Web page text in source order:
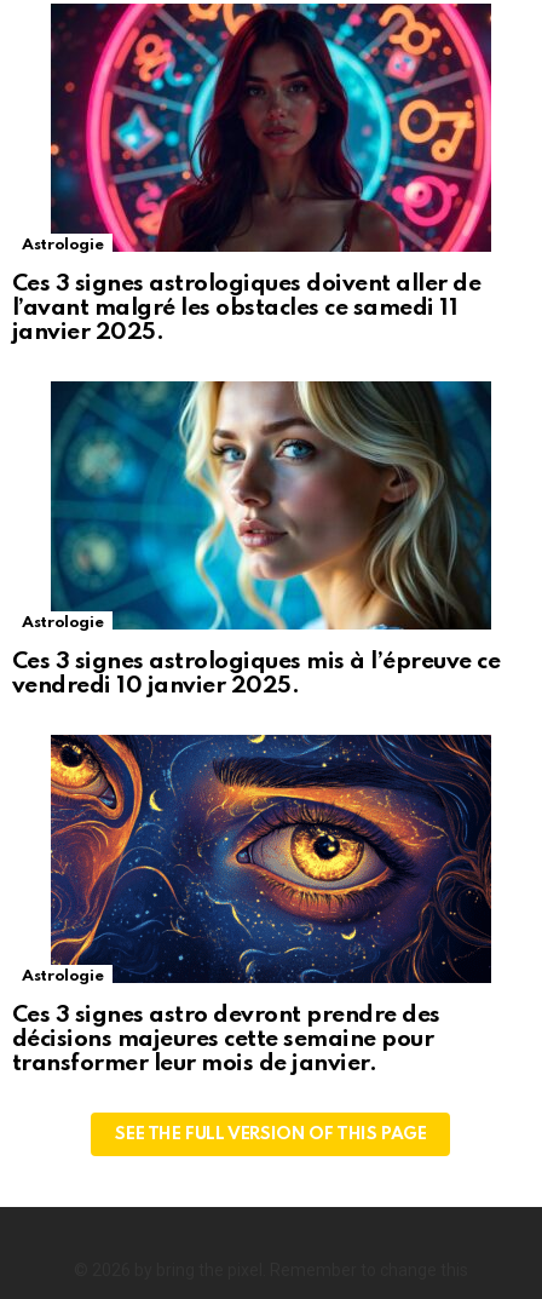
Astrologie
Ces 3 signes astrologiques doivent aller de
l’avant malgré les obstacles ce samedi 11
janvier 2025.
Astrologie
Ces 3 signes astrologiques mis à l’épreuve ce
vendredi 10 janvier 2025.
Astrologie
Ces 3 signes astro devront prendre des
décisions majeures cette semaine pour
transformer leur mois de janvier.
SEE THE FULL VERSION OF THIS PAGE